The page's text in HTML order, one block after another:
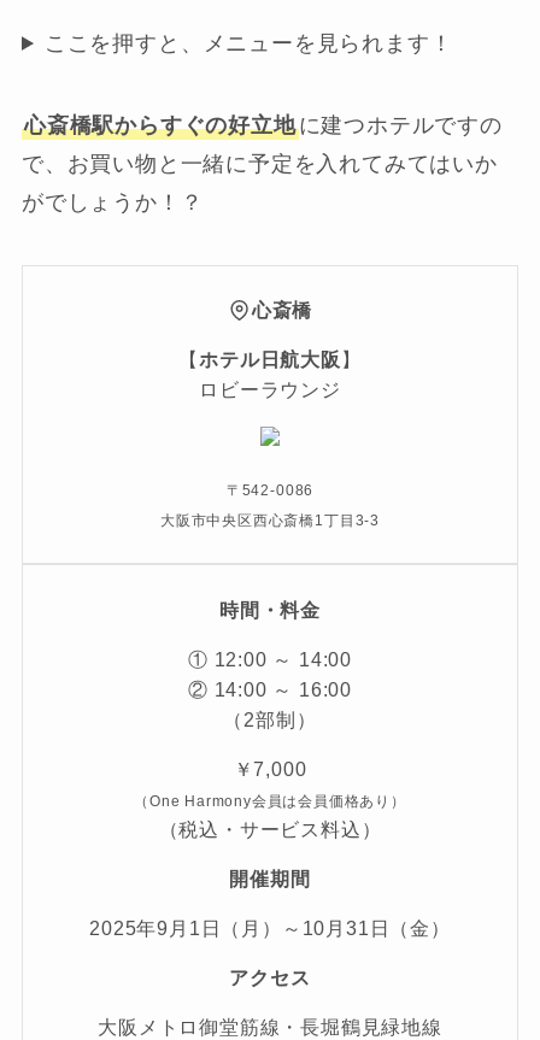
ここを押すと、メニューを見られます！
心斎橋駅からすぐの好立地に建つホテルですの
で、お買い物と一緒に予定を入れてみてはいか
がでしょうか！？
心斎橋
【ホテル日航大阪 】
ロビーラウンジ
〒542-0086
大阪市中央区西心斎橋1丁目3-3
時間・料金
① 12:00 ～ 14:00
② 14:00 ～ 16:00
（2部制）
￥7,000
（One Harmony会員は会員価格あり）
（税込・サービス料込）
開催期間
2025年9月1日（月）～10月31日（金）
アクセス
大阪メトロ御堂筋線・長堀鶴見緑地線